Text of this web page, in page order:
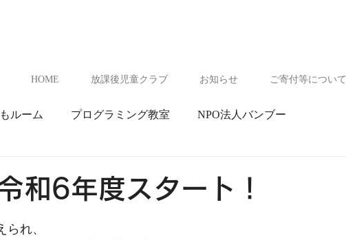
HOME 放課後児童クラブ お知らせ ご寄付等について
ルーム プログラミング教室 NPO法人バンブー
クール
和6年度スタート！
れ、